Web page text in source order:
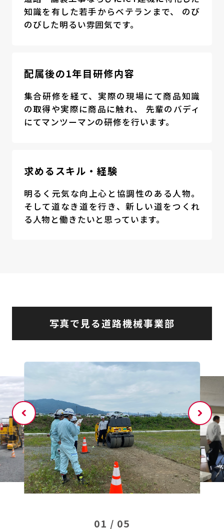
知識を有した若手からベテランまで、 のび
のびした明るい雰囲気です。
配属後の1年目研修内容
集合研修を経て、実際の現場にて商品知識
の取得や実際に商品に触れ、 先輩のバディ
にてマンツーマンの研修を行います。
求めるスキル・経験
明るく元気な向上心と協調性のある人物。
そして道なき道を行き、新しい道をつくれ
る人物と働きたいと思っています。
写真で見る道路機械事業部
01 / 05